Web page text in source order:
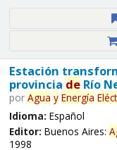
Estación
provincia deRío
por Agua y Energía
Idioma: Español
Editor: Buenos Aires:
1998